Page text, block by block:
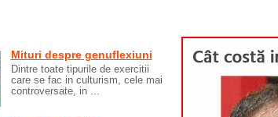
Mituri despre genuflexiuni
Dintre toate tipurile de exercitii
care se fac in culturism, cele mai
controversate, in ...